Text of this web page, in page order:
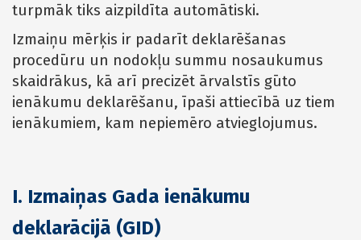
turpmāk tiks aizpildīta automātiski.
Izmaiņu mērķis ir padarīt deklarēšanas
procedūru un nodokļu summu nosaukumus
skaidrākus, kā arī precizēt ārvalstīs gūto
ienākumu deklarēšanu, īpaši attiecībā uz tiem
ienākumiem, kam nepiemēro atvieglojumus.
I. Izmaiņas Gada ienākumu
deklarācijā (GID)